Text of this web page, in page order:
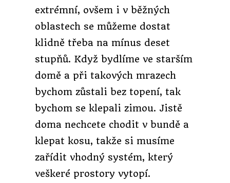
extrémní, ovšem i v běžných
oblastech se můžeme dostat
klidně třeba na mínus deset
stupňů. Když bydlíme ve starším
domě a při takových mrazech
bychom zůstali bez topení, tak
bychom se klepali zimou. Jistě
doma nechcete chodit v bundě a
klepat kosu, takže si musíme
zařídit vhodný systém, který
veškeré prostory vytopí.